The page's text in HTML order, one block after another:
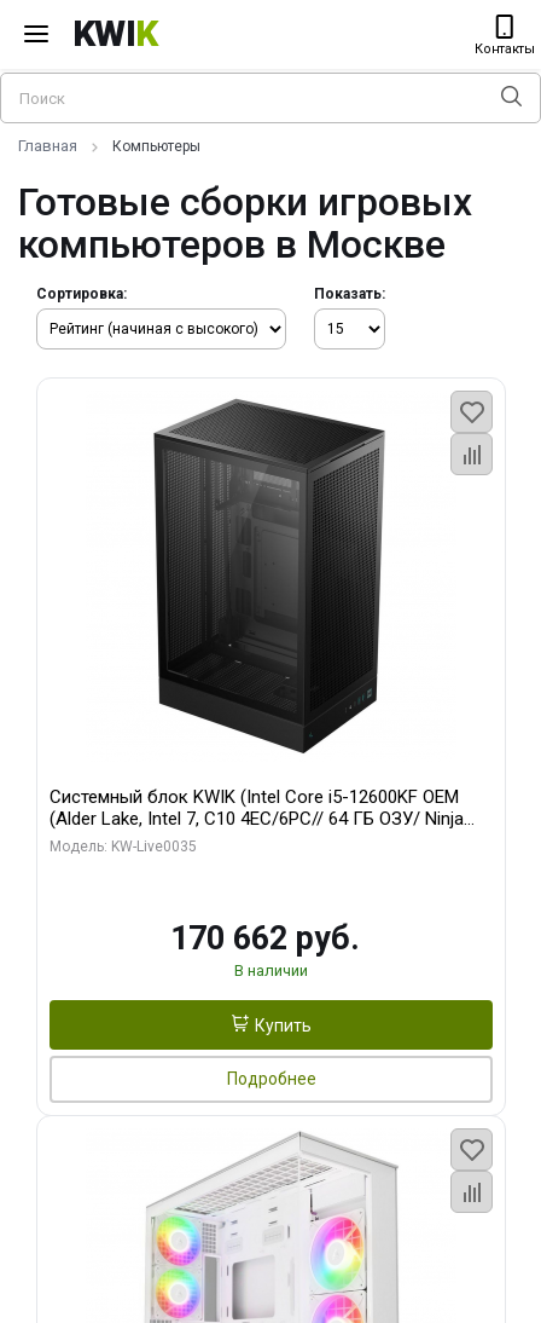
KWIK Контакты
Главная Компьютеры
Готовые сборки игровых
компьютеров в Москве
Сортировка: Показать:
Системный блок KWIK (Intel Core i5-12600KF OEM
(Alder Lake, Intel 7, C10 4EC/6PC// 64 ГБ ОЗУ/ Ninja
Sinotex GTX1650 4GB 128bit GDDR6 DVI DP HDMI 2/
Модель: KW-Live0035
170 662 руб.
В наличии
Купить
Подробнее